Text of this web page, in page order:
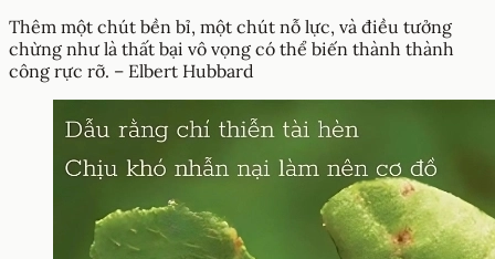
Thêm một chút bền bỉ, một chút nỗ lực, và điều tưởng
chừng như là thất bại vô vọng có thể biến thành thành
công rực rỡ. – Elbert Hubbard